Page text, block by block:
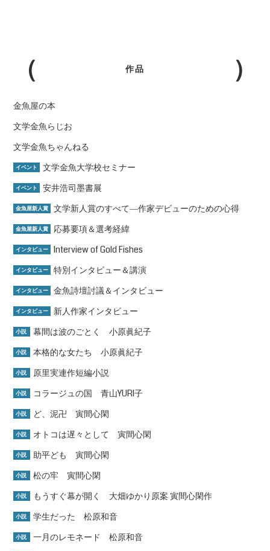
作品
金魚屋の本
文学金魚らじお
文学金魚ちゃんねる
イベント 文学金魚大学校セミナー
イベント 安井浩司墨書展
金魚屋新人賞 文学新人賞のすべて―作家デビューのための心得
金魚屋新人賞 応募要項＆選考経緯
インタビュー Interview of Gold Fishes
インタビュー 特別インタビュー＆講演
インタビュー 金魚詩壇討議＆インタビュー
インタビュー 新人作家インタビュー
小説 幕間は波のごとく 小原眞紀子
小説 本格的な女たち 小原眞紀子
小説 原里実連作短編小説
小説 コラージュの国 青山YURI子
小説 ど、泥卍 寅間心閑
小説 オトコは遅々として 寅間心閑
小説 助平ども 寅間心閑
小説 松の牢 寅間心閑
小説 もうすぐ幕が開く 大畑ゆかり原案 寅間心閑作
小説 学生だった 松原和音
小説 一月のレモネード 松原和音